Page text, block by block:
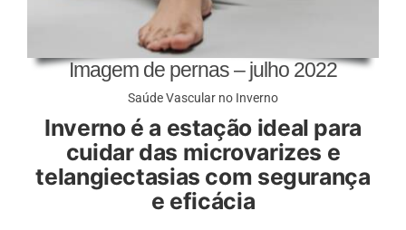
Imagem de pernas – julho 2022
Saúde Vascular no Inverno
Inverno é a estação ideal para
cuidar das microvarizes e
telangiectasias com segurança
e eficácia